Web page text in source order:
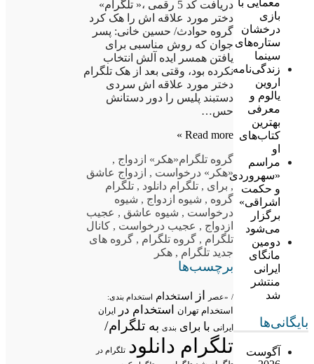
بازی
درخشان
ستاره‌های
سینما
زندگی‌نامه
اروین
یالوم و
معرفی
بهترین
کتاب‌های
او
مراسم
«سهروردی
و حکمت
اشراقی»
برگزار
می‌شود
دومین
مانگای
ایرانی
منتشر
شد
بایگانی‌ها
آگوست
دریافت کد 5 رقمی ،« تلگرام»
دختر مورد علاقه اش را هک کرد
گروه حوادث/ حسین خانی: پسر
جوان که روش مناسبی برای
یافتن همسر ایده آلش انتخاب
نکرده بود، وقتی بعد از هک تلگرام
دختر مورد علاقه اش سردی
دستبند پلیس را دور دستانش
حس…
Read more »
گروه تلگرام«هکر» ازدواج ,
«هکر» درخواست , ازدواج عاشق
, برای , تلگرام دانلود , تلگرام
گروه , شیوه ازدواج , شیوه
درخواست , شیوه عاشق , عجیب
ازدواج , عجیب درخواست , کانال
تلگرام , گروه تلگرام , گروه های
جدید تلگرام , هکر
برچسب‌ها
/ «عصر از استخدام استخدام بندی:
استخدام تهران استخدام در ایران
ایرانی با برای بندی به تلگرام/
تلگرام دانلود تلگرام در